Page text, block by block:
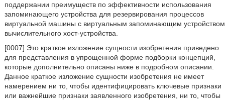
поддержании преимуществ по эффективности использования
запоминающего устройства для резервирования процессов
виртуальной машины с виртуальным запоминающим устройством
вычислительного хост-устройства.
[0007] Это краткое изложение сущности изобретения приведено
для представления в упрощенной форме подборки концепций,
которые дополнительно описаны ниже в подробном описании.
Данное краткое изложение сущности изобретения не имеет
намерением ни то, чтобы идентифицировать ключевые признаки
или важнейшие признаки заявленного изобретения, ни то, чтобы